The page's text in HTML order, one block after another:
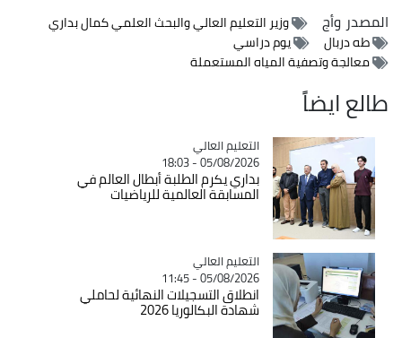
المصدروأج
وزير التعليم العالي والبحث العلمي كمال بداري
طه دربال
يوم دراسي
معالجة وتصفية المياه المستعملة
طالع ايضاً
Catégorie
التعليم العالي
05/08/2026 - 18:03
بداري يكرم الطلبة أبطال العالم في
المسابقة العالمية للرياضيات
Catégorie
التعليم العالي
05/08/2026 - 11:45
انطلاق التسجيلات النهائية لحاملي
شهادة البكالوريا 2026